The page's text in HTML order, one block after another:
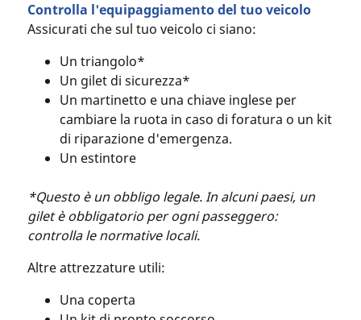
Controlla l'equipaggiamento del tuo veicolo
Assicurati che sul tuo veicolo ci siano:
Un triangolo*
Un gilet di sicurezza*
Un martinetto e una chiave inglese per
cambiare la ruota in caso di foratura o un kit
di riparazione d'emergenza.
Un estintore
*Questo è un obbligo legale. In alcuni paesi, un
gilet è obbligatorio per ogni passeggero:
controlla le normative locali.
Altre attrezzature utili:
Una coperta